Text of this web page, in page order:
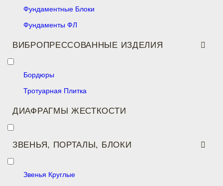
Фундаментные Блоки
Фундаменты ФЛ
ВИБРОПРЕССОВАННЫЕ ИЗДЕЛИЯ
Бордюры
Тротуарная Плитка
ДИАФРАГМЫ ЖЕСТКОСТИ
ЗВЕНЬЯ, ПОРТАЛЫ, БЛОКИ
Звенья Круглые